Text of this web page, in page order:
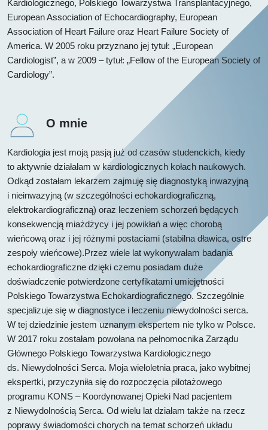
Kardiologicznego, Polskiego Towarzystwa Transplantacyjnego,
European Association of Echocardiography, European
Association of Heart Failure oraz Heart Failure Society of
America. W 2005 roku przyznano jej tytuł: „European
Cardiologist”, a w 2009 – tytuł: „Fellow of the European Society of
Cardiology”.
O mnie
Kardiologia jest moją pasją już od czasów studenckich, kiedy
to aktywnie działałam w kardiologicznych kołach naukowych.
Odkąd zostałam lekarzem zajmuję się diagnostyką inwazyjną
i nieinwazyjną (w szczególności echokardiograficzną,
elektrokardiograficzną) oraz leczeniem schorzeń będących
konsekwencją miażdżycy i jej powikłań a więc chorobą
wieńcową oraz i jej różnymi postaciami (stabilna dławica, ostre
zespoły wieńcowe).Przez wiele lat wykonywałam badania
echokardiograficzne dzięki czemu posiadam duże
doświadczenie potwierdzone certyfikatami umiejętności
Polskiego Towarzystwa Echokardiograficznego. Szczególnie
specjalizuje się w diagnostyce i leczeniu niewydolności serca.
W tej dziedzinie jestem uznanym ekspertem nie tylko w Polsce.
W 2017 roku zostałam powołana na pełnomocnika Zarządu
Głównego Polskiego Towarzystwa Kardiologicznego
ds. Niewydolności Serca. Moja wieloletnia praca, jako wybitnej
ekspertki, przyczyniła się do rozpoczęcia pilotażowego
programu KONS – Koordynowanej Opieki Nad pacjentem
z Niewydolnością Serca. Od wielu lat działam także na rzecz
poprawy świadomości chorych na temat schorzeń układu